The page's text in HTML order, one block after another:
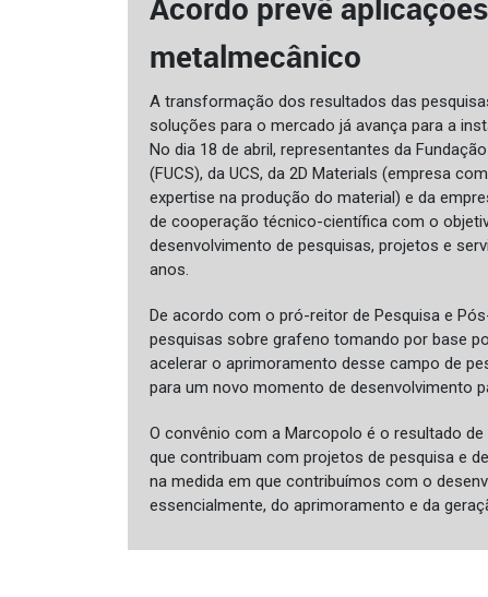
metalmecânico
A transformação dos resultados das
soluções para o mercado já avança para a
No dia 18 de abril, representantes da
(FUCS), da UCS, da 2D Materials (empresa
expertise na produção do material) e da
de cooperação técnico-científica com o
desenvolvimento de pesquisas, projetos e
anos.
De acordo com o pró-reitor de Pesquisa e
pesquisas sobre grafeno tomando por base
acelerar o aprimoramento desse campo de
para um novo momento de desenvolvimento
O convênio com a Marcopolo é o resultado
que contribuam com projetos de pesquisa e
na medida em que contribuímos com o
essencialmente, do aprimoramento e da